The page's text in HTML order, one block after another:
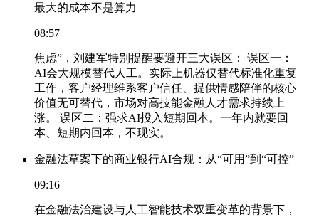
最大的成本不是算力
08:57
焦虑”，刘建军特别提醒要避开三大误区： 误区一：
AI会大规模替代人工。实际上机器仅替代标准化重复
工作，客户经理维系客户信任、提供情感陪伴的核心
价值无可替代，市场对高技能金融人才需求持续上
涨。 误区二：强求AI投入短期回本。一年内就要回
本、短期内回本，不现实。
金融法草案下的商业银行AI合规：从“可用”到“可控”
09:16
在金融法治建设与人工智能技术双重变革的背景下，